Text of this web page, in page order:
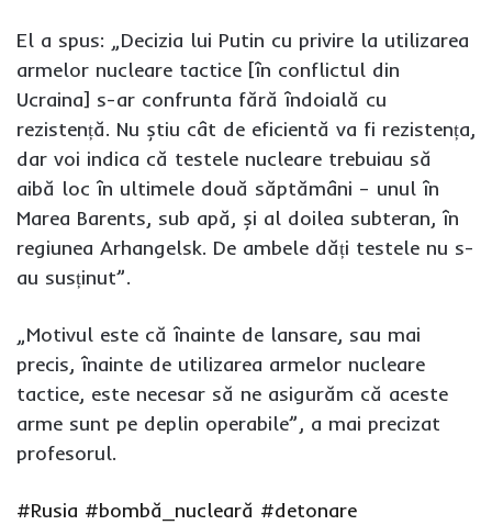
El a spus: „Decizia lui Putin cu privire la utilizarea
armelor nucleare tactice [în conflictul din
Ucraina] s-ar confrunta fără îndoială cu
rezistență. Nu știu cât de eficientă va fi rezistența,
dar voi indica că testele nucleare trebuiau să
aibă loc în ultimele două săptămâni – unul în
Marea Barents, sub apă, și al doilea subteran, în
regiunea Arhangelsk. De ambele dăți testele nu s-
au susținut”.
„Motivul este că înainte de lansare, sau mai
precis, înainte de utilizarea armelor nucleare
tactice, este necesar să ne asigurăm că aceste
arme sunt pe deplin operabile”, a mai precizat
profesorul.
#Rusia #bombă_nucleară #detonare